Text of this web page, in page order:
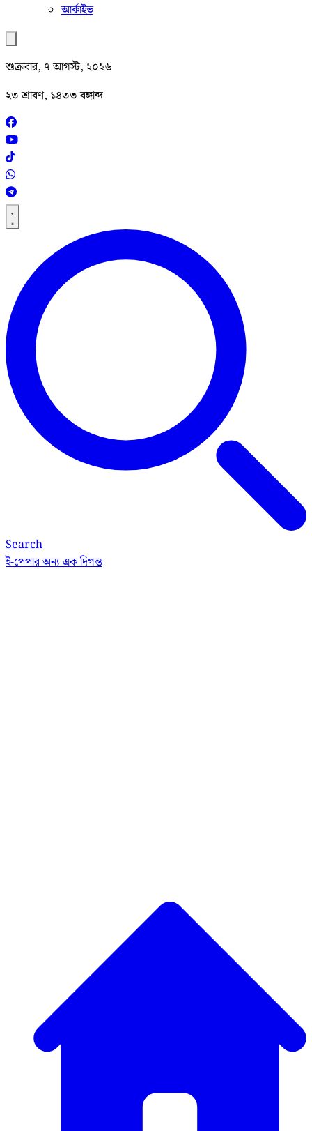
আর্কাইভ
শুক্রবার, ৭ আগস্ট, ২০২৬
২৩ শ্রাবণ, ১৪৩৩ বঙ্গাব্দ
Search
ই-পেপারঅন্য এক দিগন্ত